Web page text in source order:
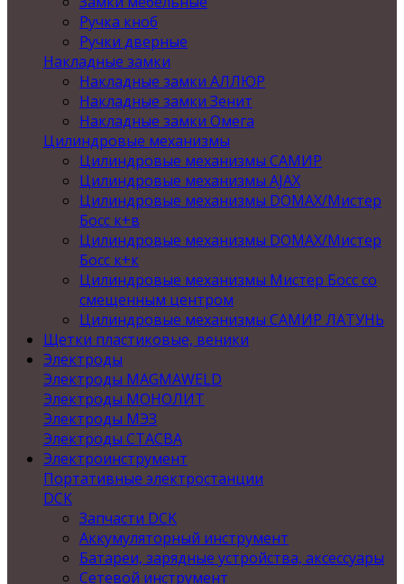
Ручка кноб
Ручки дверные
Накладные замки
Накладные замки АЛЛЮР
Накладные замки Зенит
Накладные замки Омега
Цилиндровые механизмы
Цилиндровые механизмы САМИР
Цилиндровые механизмы AJAX
Цилиндровые механизмы DOMAX/Мистер
Босс к+в
Цилиндровые механизмы DOMAX/Мистер
Босс к+к
Цилиндровые механизмы Мистер Босс со
смещенным центром
Цилиндровые механизмы САМИР ЛАТУНЬ
Щетки пластиковые, веники
Электроды
Электроды MAGMAWELD
Электроды МОНОЛИТ
Электроды МЭЗ
Электроды СТАСВА
Электроинструмент
Портативные электростанции
DCK
Запчасти DCK
Аккумуляторный инструмент
Батареи, зарядные устройства, аксессуары
Сетевой инструмент